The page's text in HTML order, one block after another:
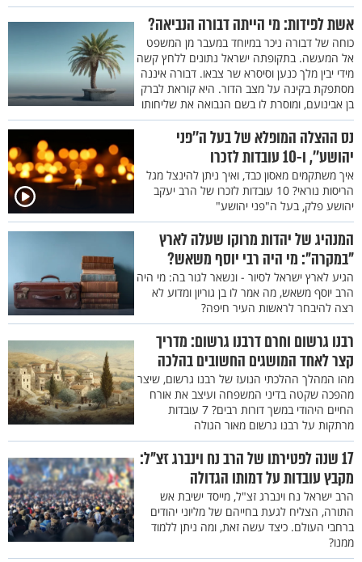
אשת לפידות: מי הייתה דבורה הנביאה?
כוחה של דבורה ניכר במיוחד במעבר מן המשפט
אל המעשה. בתקופתה ישראל נתונים ללחץ קשה
מידי יבין מלך כנען וסיסרא שר צבאו. דבורה איננה
מסתפקת בקינה על מצב הדור. היא קוראת לברק
בן אבינועם, ומוסרת לו בשם הנבואה את שליחותו
נס ההצלה המופלא של בעל ה’’פני
יהושע’’, ו-10 עובדות לזכרו
איך משתקמים מאסון כבד, ואיך ניתן להינצל מגל
הריסות נוראי? 10 עובדות לזכרו של הרב יעקב
יהושע פלק, בעל ה"פני יהושע"
המנהיג של יהדות מרוקו שעלה לארץ
"במקרה": מי היה רבי יוסף משאש?
הגיע לארץ ישראל לסיור - ונשאר לגור בה: מי היה
הרב יוסף משאש, מה אמר לו בן גוריון ומדוע לא
רצה להיבחר לראשות העיר חיפה?
רבנו גרשום וחרם דרבנו גרשום: מדריך
קצר לאחד המושגים החשובים בהלכה
מהו המהלך ההלכתי הנועז של רבנו גרשום, שיצר
מהפכה שקטה בדיני המשפחה ועיצב את אורח
החיים היהודי במשך דורות רבים? 7 עובדות
מרתקות על רבנו גרשום מאור הגולה
17 שנה לפטירתו של הרב נח וינברג זצ"ל:
מקבץ עובדות על דמותו הגדולה
הרב ישראל נח וינברג זצ"ל, מייסד ישיבת אש
התורה, הצליח לגעת בחייהם של מליוני יהודים
ברחבי העולם. כיצד עשה זאת, ומה ניתן ללמוד
ממנו?